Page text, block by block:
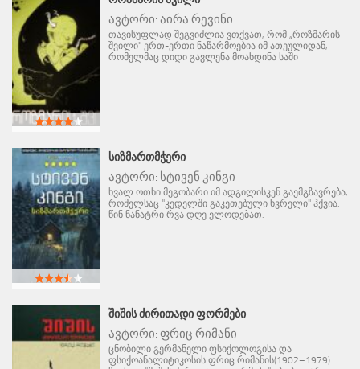
ავტორი: აირა რევინი
თავისუფლად შეგვიძლია ვთქვათ, რომ „როზმარის
შვილი" ერთ-ერთი ნაწარმოებია იმ ათეულიდან,
რომელმაც დიდი გავლენა მოახდინა საში
ᲡᲘᲖᲛᲐᲠᲗᲛᲭᲔᲠᲘ
ავტორი: სტივენ კინგი
ხვალ ოთხი მეგობარი იმ ადგილისკენ გაემგზავრება,
რომელსაც "კედელში გაკეთებული ხვრელი" ჰქვია.
წინ ნანატრი რვა დღე ელოდებათ.
ᲨᲘᲨᲘᲡ ᲫᲘᲠᲘᲗᲐᲓᲘ ᲤᲝᲠᲛᲔᲑᲘ
ავტორი: ფრიც რიმანი
ცნობილი გერმანელი ფსიქოლოგისა და
ფსიქოანალიტიკოსის ფრიც რიმანის(1902–1979)